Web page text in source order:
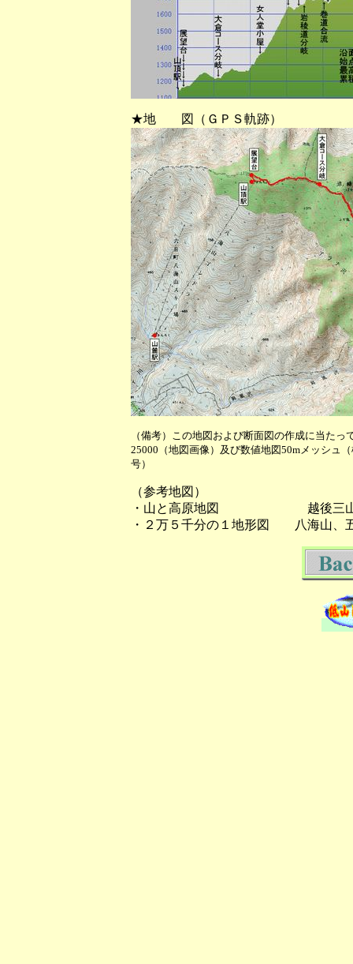
★地 図（ＧＰＳ軌跡）
（備考）この地図および断面図の作成に当た
25000（地図画像）及び数値地図50mメッシュ
号）
（参考地図）
・山と高原地図 越後三山・
・２万５千分の１地形図 八海山、